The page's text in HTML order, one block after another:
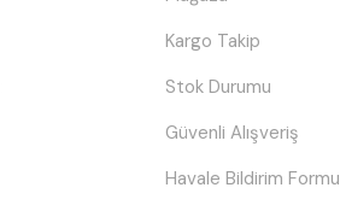
Kargo Takip
Stok Durumu
Güvenli Alışveriş
Havale Bildirim Formu